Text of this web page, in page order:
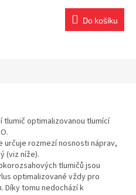
Do košíku
tlumič optimalizovanou tlumící
určuje rozmezí nosnosti náprav,
(viz níže).
tlumičů jsou
optimalizované vždy pro
Díky tomu nedochází k